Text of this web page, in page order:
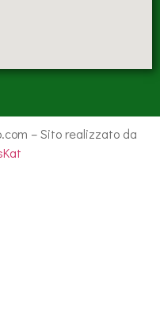
– Sito realizzato da